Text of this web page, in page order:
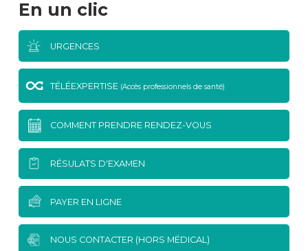
En un clic
URGENCES
TÉLÉEXPERTISE (Accès professionnels de santé)
COMMENT PRENDRE RENDEZ-VOUS
RÉSULATS D'EXAMEN
PAYER EN LIGNE
NOUS CONTACTER (HORS MÉDICAL)